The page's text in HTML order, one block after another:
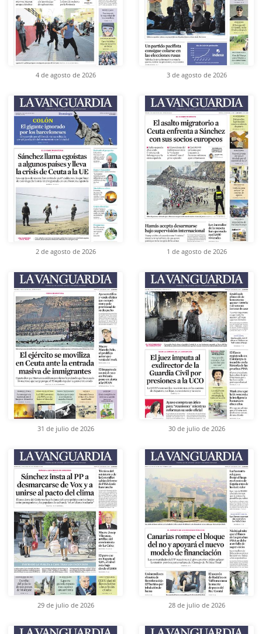
4 de agosto de 2026 3 de agosto de 2026
2 de agosto de 2026 1 de agosto de 2026
31 de julio de 2026 30 de julio de 2026
29 de julio de 2026 28 de julio de 2026